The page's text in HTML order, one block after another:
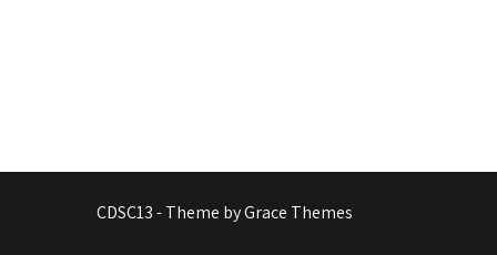
CDSC13 - Theme by Grace Themes